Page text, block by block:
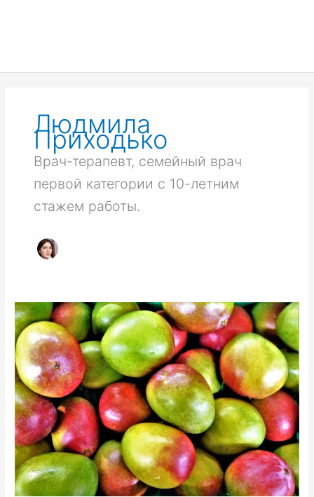
Людмила
Приходько
Врач-терапевт, семейный врач
первой категории с 10-летним
стажем работы.
Манго
—
полезные
свойства,
калорийность
и
состав